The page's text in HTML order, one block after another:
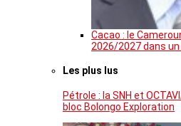
Cacao : le
2026/2027 dans
Les plus lus
Pétrole : la SNH et
bloc Bolongo Exploration